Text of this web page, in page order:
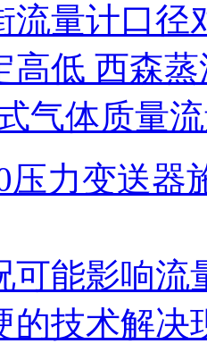
流量计口径
高低 西森
气体质量
压力变送
可能影响流
的技术解决